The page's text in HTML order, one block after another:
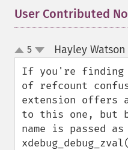
User Contributed
up
down
5 Hayley Watson
If you're finding
of refcount
extension offers
to this one, but
name is passed